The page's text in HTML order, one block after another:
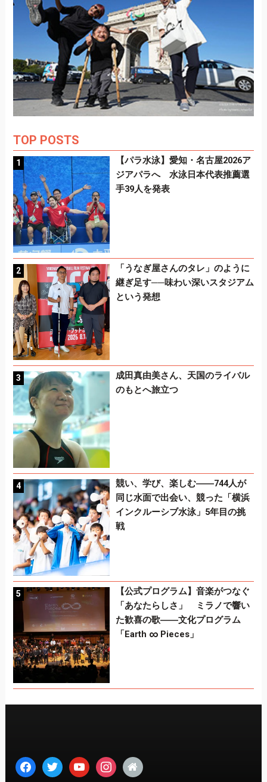
TOP POSTS
【パラ水泳】愛知・名古屋2026ア
ジアパラへ 水泳日本代表推薦選
手39人を発表
「うなぎ屋さんのタレ」のように
継ぎ足す──味わい深いスタジアム
という発想
成田真由美さん、天国のライバル
のもとへ旅立つ
競い、学び、楽しむ――744人が
同じ水面で出会い、競った「横浜
インクルーシブ水泳」5年目の挑
戦
【公式プログラム】音楽がつなぐ
「あなたらしさ」 ミラノで響い
た歓喜の歌――文化プログラム
「Earth ∞ Pieces」
facebooktwitter youtubeinstagram
home